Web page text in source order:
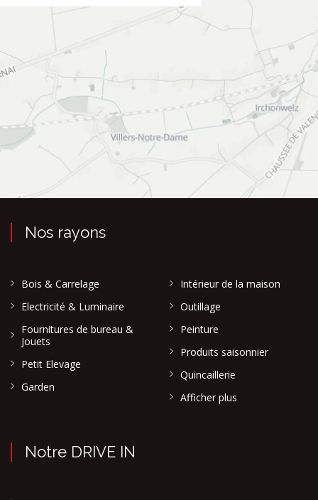
Nos rayons
Bois & Carrelage
Electricité & Luminaire
Fournitures de bureau &
Jouets
Petit Elevage
Garden
Intérieur de la maison
Outillage
Peinture
Produits saisonnier
Quincaillerie
Afficher plus
Notre DRIVE IN